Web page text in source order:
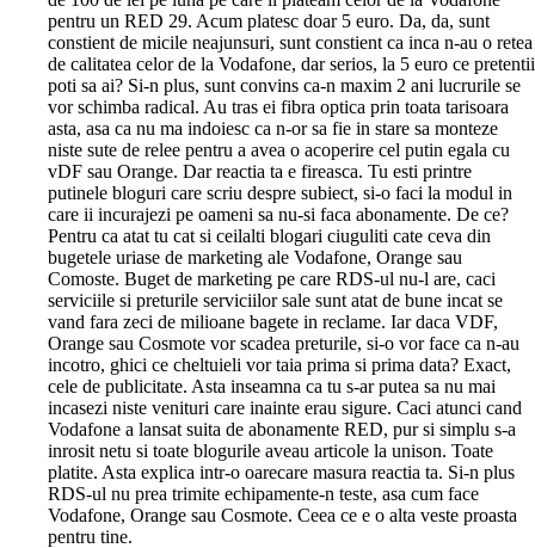
pentru un RED 29. Acum platesc doar 5 euro. Da, da, sunt
constient de micile neajunsuri, sunt constient ca inca n-au o retea
de calitatea celor de la Vodafone, dar serios, la 5 euro ce pretentii
poti sa ai? Si-n plus, sunt convins ca-n maxim 2 ani lucrurile se
vor schimba radical. Au tras ei fibra optica prin toata tarisoara
asta, asa ca nu ma indoiesc ca n-or sa fie in stare sa monteze
niste sute de relee pentru a avea o acoperire cel putin egala cu
vDF sau Orange. Dar reactia ta e fireasca. Tu esti printre
putinele bloguri care scriu despre subiect, si-o faci la modul in
care ii incurajezi pe oameni sa nu-si faca abonamente. De ce?
Pentru ca atat tu cat si ceilalti blogari ciuguliti cate ceva din
bugetele uriase de marketing ale Vodafone, Orange sau
Comoste. Buget de marketing pe care RDS-ul nu-l are, caci
serviciile si preturile serviciilor sale sunt atat de bune incat se
vand fara zeci de milioane bagete in reclame. Iar daca VDF,
Orange sau Cosmote vor scadea preturile, si-o vor face ca n-au
incotro, ghici ce cheltuieli vor taia prima si prima data? Exact,
cele de publicitate. Asta inseamna ca tu s-ar putea sa nu mai
incasezi niste venituri care inainte erau sigure. Caci atunci cand
Vodafone a lansat suita de abonamente RED, pur si simplu s-a
inrosit netu si toate blogurile aveau articole la unison. Toate
platite. Asta explica intr-o oarecare masura reactia ta. Si-n plus
RDS-ul nu prea trimite echipamente-n teste, asa cum face
Vodafone, Orange sau Cosmote. Ceea ce e o alta veste proasta
pentru tine.